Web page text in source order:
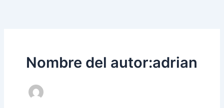
Nombre del autor:adrian